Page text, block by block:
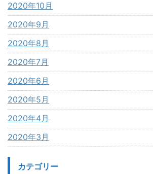
2020年10月
2020年9月
2020年8月
2020年7月
2020年6月
2020年5月
2020年4月
2020年3月
カテゴリー